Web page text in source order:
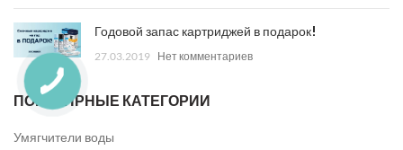
Годовой запас картриджей в подарок!
27.03.2019 Нет комментариев
ПОПУЛЯРНЫЕ КАТЕГОРИИ
Умягчители воды